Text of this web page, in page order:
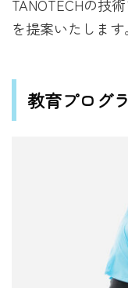
TANOTECHの技
を提案いたします。
教育プログ